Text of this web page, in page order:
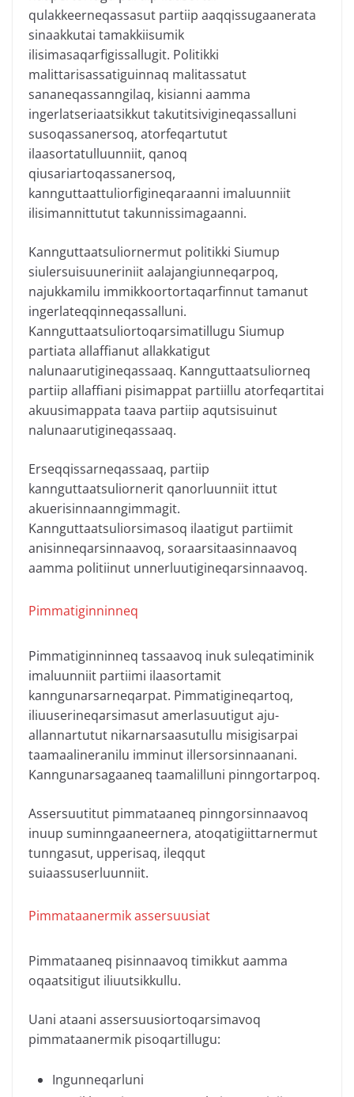
qulakkeerneqassasut partiip aaqqissugaanerata
sinaakkutai tamakkiisumik
ilisimasaqarfigissallugit. Politikki
malittarisassatiguinnaq malitassatut
sananeqassanngilaq, kisianni aamma
ingerlatseriaatsikkut takutitsivigineqassalluni
susoqassanersoq, atorfeqartutut
ilaasortatulluunniit, qanoq
qiusariartoqassanersoq,
kannguttaattuliorfigineqaraanni imaluunniit
ilisimannittutut takunnissimagaanni.
Kannguttaatsuliornermut politikki Siumup
siulersuisuuneriniit aalajangiunneqarpoq,
najukkamilu immikkoortortaqarfinnut tamanut
ingerlateqqinneqassalluni.
Kannguttaatsuliortoqarsimatillugu Siumup
partiata allaffianut allakkatigut
nalunaarutigineqassaaq. Kannguttaatsuliorneq
partiip allaffiani pisimappat partiillu atorfeqartitai
akuusimappata taava partiip aqutsisuinut
nalunaarutigineqassaaq.
Erseqqissarneqassaaq, partiip
kannguttaatsuliornerit qanorluunniit ittut
akuerisinnaanngimmagit.
Kannguttaatsuliorsimasoq ilaatigut partiimit
anisinneqarsinnaavoq, soraarsitaasinnaavoq
aamma politiinut unnerluutigineqarsinnaavoq.
Pimmatiginninneq
Pimmatiginninneq tassaavoq inuk suleqatiminik
imaluunniit partiimi ilaasortamit
kanngunarsarneqarpat. Pimmatigineqartoq,
iliuuserineqarsimasut amerlasuutigut aju-
allannartutut nikarnarsaasutullu misigisarpai
taamaalineranilu imminut illersorsinnaanani.
Kanngunarsagaaneq taamalilluni pinngortarpoq.
Assersuutitut pimmataaneq pinngorsinnaavoq
inuup suminngaaneernera, atoqatigiittarnermut
tunngasut, upperisaq, ileqqut
suiaassuserluunniit.
Pimmataanermik assersuusiat
Pimmataaneq pisinnaavoq timikkut aamma
oqaatsitigut iliuutsikkullu.
Uani ataani assersuusiortoqarsimavoq
pimmataanermik pisoqartillugu:
Ingunneqarluni